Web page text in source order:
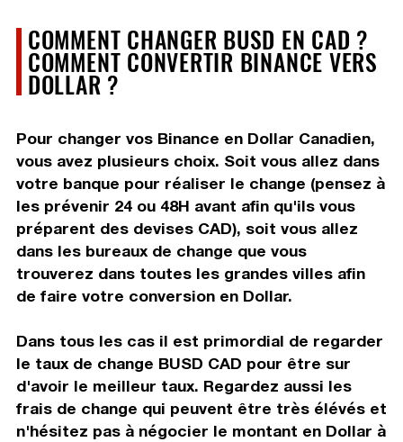
COMMENT CHANGER BUSD EN CAD ?
COMMENT CONVERTIR BINANCE VERS
DOLLAR ?
Pour changer vos Binance en Dollar Canadien,
vous avez plusieurs choix. Soit vous allez dans
votre banque pour réaliser le change (pensez à
les prévenir 24 ou 48H avant afin qu'ils vous
préparent des devises CAD), soit vous allez
dans les bureaux de change que vous
trouverez dans toutes les grandes villes afin
de faire votre conversion en Dollar.
Dans tous les cas il est primordial de regarder
le taux de change BUSD CAD pour être sur
d'avoir le meilleur taux. Regardez aussi les
frais de change qui peuvent être très élévés et
n'hésitez pas à négocier le montant en Dollar à